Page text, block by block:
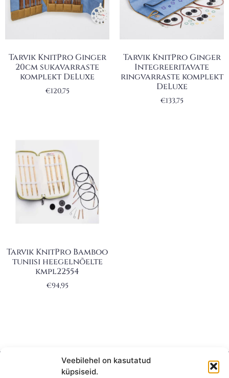
Veebilehel on kasutatud
küpsiseid.
Tarvik KnitPro Ginger
20cm sukavarraste
komplekt DeLuxe
€120,75
Tarvik KnitPro Ginger
Integreeritavate
ringvarraste komplekt
DeLuxe
€133,75
Tarvik KnitPro Bamboo
tuniisi heegelnõelte
kmpl22554
€94,95